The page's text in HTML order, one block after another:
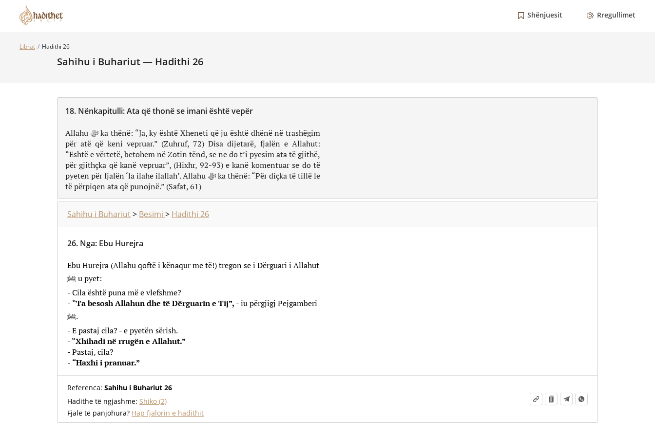
Shënjuesit Rregullimet
Librat Hadithi 26
Sahihu i Buhariut — Hadithi 26
18. Nënkapitulli:Ata që thonë se imani është vepër
Allahu ﷻ ka thënë: “Ja, ky është Xheneti që ju është dhënë në trashëgim
për atë që keni vepruar.” (Zuhruf, 72) Disa dijetarë, fjalën e Allahut:
“Është e vërtetë, betohem në Zotin tënd, se ne do t’i pyesim ata të gjithë,
për gjithçka që kanë vepruar”, (Hixhr, 92-93) e kanë komentuar se do të
pyeten për fjalën ‘la ilahe ilallah’. Allahu ﷻ ka thënë: “Për diçka të tillë le
të përpiqen ata që punojnë.” (Safat, 61)
Sahihu i Buhariut> Besimi > Hadithi 26
26. Nga: Ebu Hurejra
Ebu Hurejra (Allahu qoftë i kënaqur me të!) tregon se i Dërguari i Allahut
ﷺ u pyet:
- Cila është puna më e vlefshme?
- “Ta besosh Allahun dhe të Dërguarin e Tij”, - iu përgjigj Pejgamberi
ﷺ.
- E pastaj cila? - e pyetën sërish.
- “Xhihadi në rrugën e Allahut.”
- Pastaj, cila?
- “Haxhi i pranuar.”
Referenca: Sahihu i Buhariut 26
Hadithe të ngjashme: Shiko (2)
Fjalë të panjohura? Hap fjalorin e hadithit